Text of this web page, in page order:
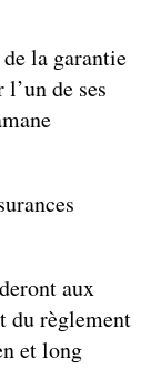
la garantie
de ses
aux
du règlement
et long